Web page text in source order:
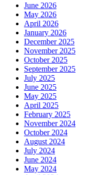
June 2026
May 2026
April 2026
January 2026
December 2025
November 2025
October 2025
September 2025
July 2025
June 2025
May 2025
April 2025
February 2025
November 2024
October 2024
August 2024
July 2024
June 2024
May 2024